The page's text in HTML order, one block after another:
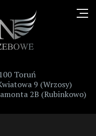
Toruń
9 (Wrzosy)
2B (Rubinkowo)